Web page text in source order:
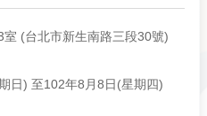
(台北市新生南路三段30號)
日) 至102年8月8日(星期四)